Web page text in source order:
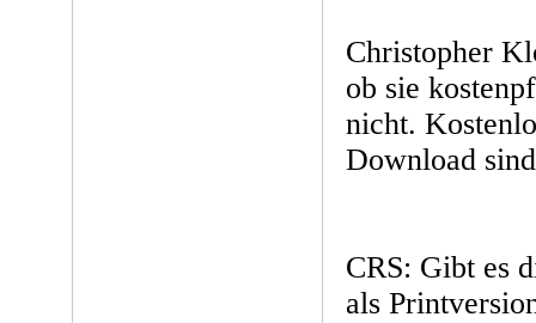
Christopher
ob sie
nicht.
Download
CRS: Gibt es
als